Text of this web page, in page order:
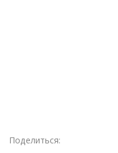
Необходимые
Поделиться: